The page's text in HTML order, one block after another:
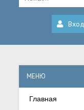
Вход
МЕНЮ
Главная